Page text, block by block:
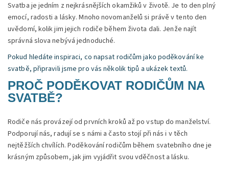
Svatba je jedním z nejkrásnějších okamžiků v životě. Je to den plný
emocí, radosti a lásky. Mnoho novomanželů si právě v tento den
uvědomí, kolik jim jejich rodiče během života dali. Jenže najít
správná slova nebývá jednoduché.
Pokud hledáte inspiraci, co napsat rodičům jako poděkování ke
svatbě, připravili jsme pro vás několik tipů a ukázek textů.
PROČ PODĚKOVAT RODIČŮM NA
SVATBĚ?
Rodiče nás provázejí od prvních kroků až po vstup do manželství.
Podporují nás, radují se s námi a často stojí při nás i v těch
nejtěžších chvílích. Poděkování rodičům během svatebního dne je
krásným způsobem, jak jim vyjádřit svou vděčnost a lásku.